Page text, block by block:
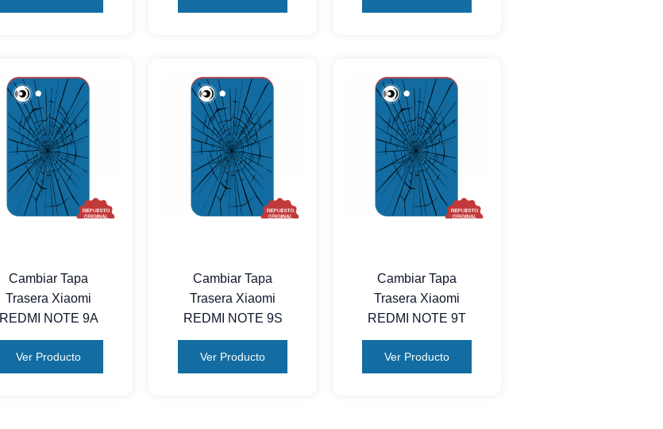
Cambiar Tapa
Trasera Xiaomi
REDMI NOTE 9A
Ver Producto
Cambiar Tapa
Trasera Xiaomi
REDMI NOTE 9S
Ver Producto
Cambiar Tapa
Trasera Xiaomi
REDMI NOTE 9T
Ver Producto